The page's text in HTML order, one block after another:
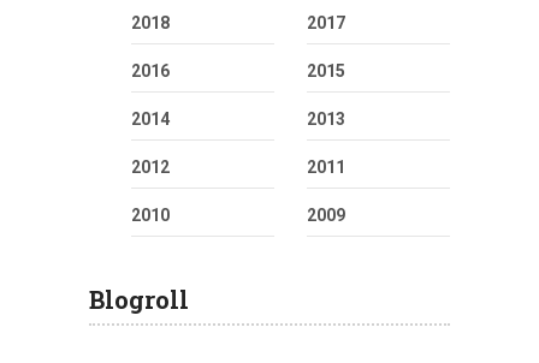
2018 2017
2016 2015
2014 2013
2012 2011
2010 2009
Blogroll